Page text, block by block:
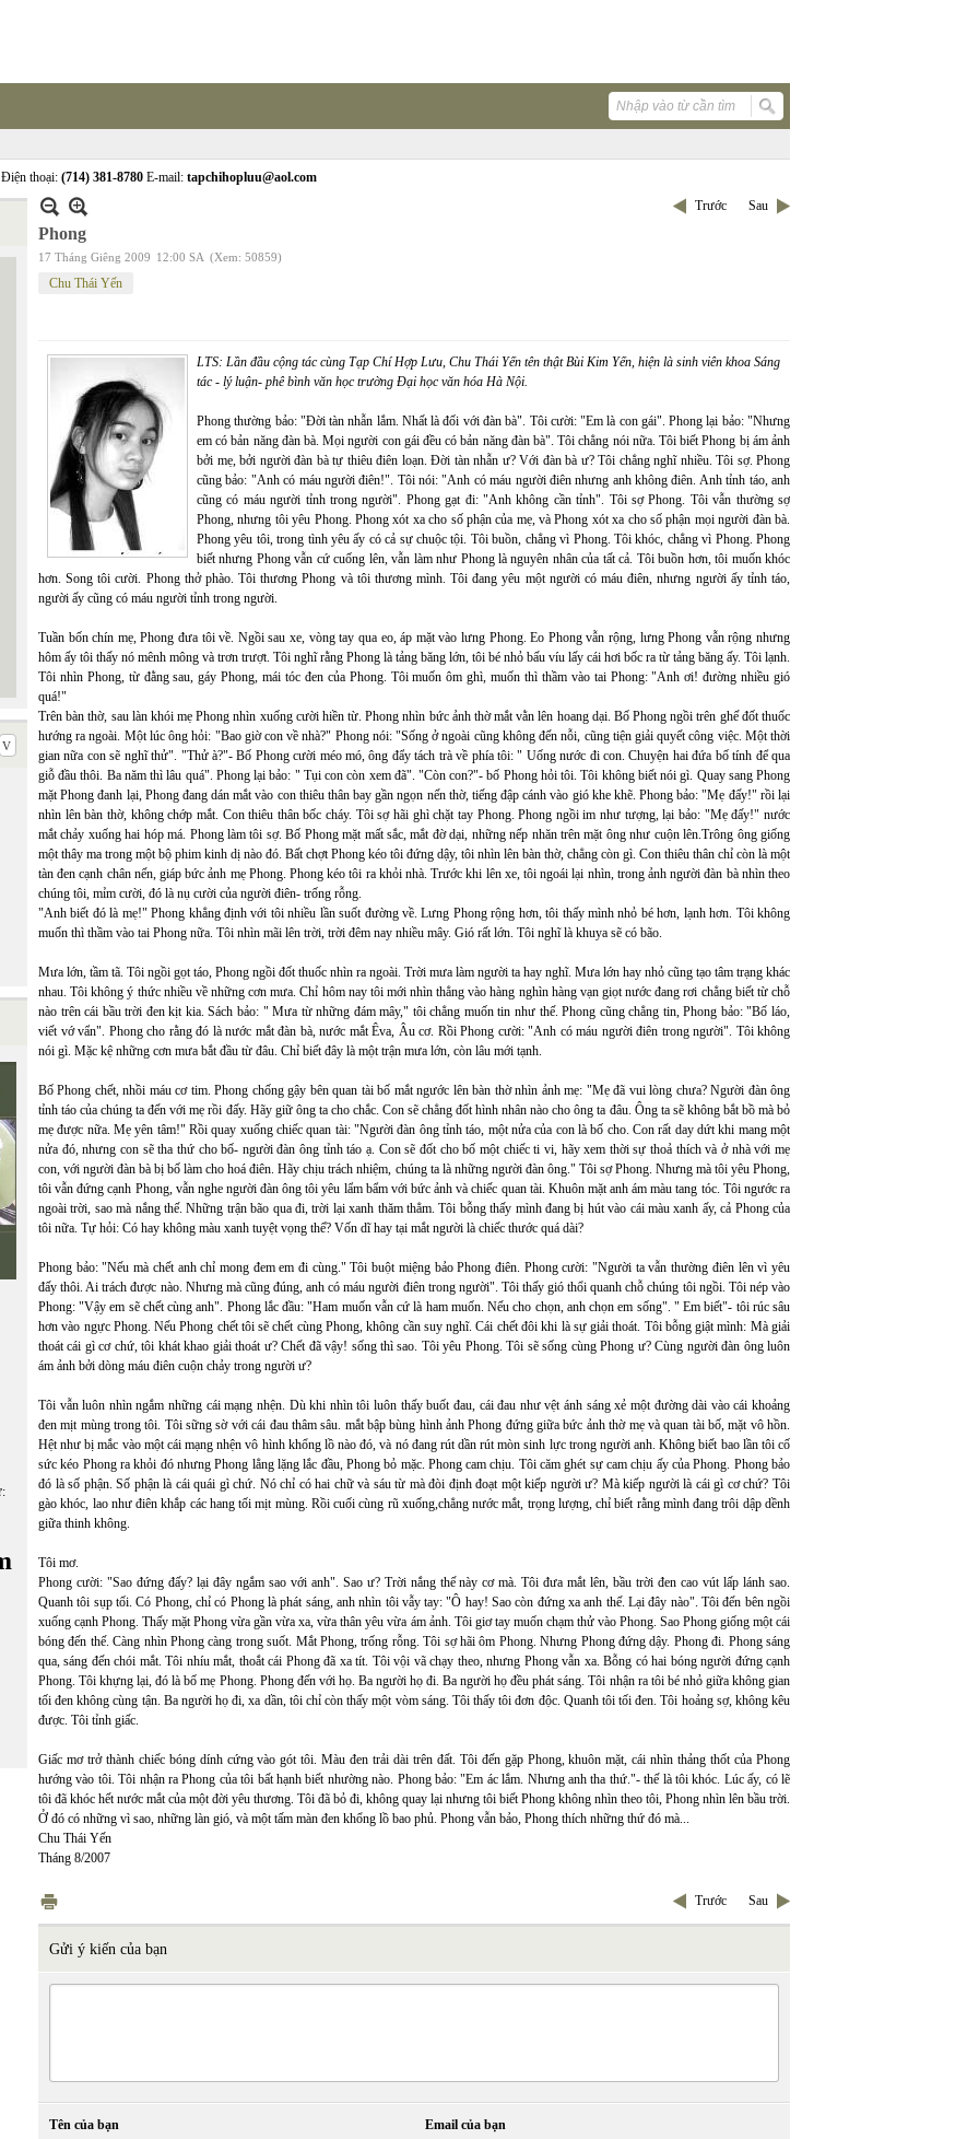
thoại: (714) 381-8780 E-mail: tapchihopluu@aol.com
Trước Sau
Phong
17 Tháng Giêng 2009 12:00 SA (Xem: 50859)
Chu Thái Yến
LTS: Lần đầu cộng tác cùng Tạp Chí Hợp Lưu, Chu Thái Yến tên thật Bùi Kim Yến, hiện là sinh viên khoa Sáng
tác - lý luận- phê bình văn học trường Đại học văn hóa Hà Nội.
Phong thường bảo: "Đời tàn nhẫn lắm. Nhất là đối với đàn bà". Tôi cười: "Em là con gái". Phong lại bảo: "Nhưng
em có bản năng đàn bà. Mọi người con gái đều có bản năng đàn bà". Tôi chẳng nói nữa. Tôi biết Phong bị ám ảnh
bởi mẹ, bởi người đàn bà tự thiêu điên loạn. Đời tàn nhẫn ư? Với đàn bà ư? Tôi chẳng nghĩ nhiều. Tôi sợ. Phong
cũng bảo: "Anh có máu người điên!". Tôi nói: "Anh có máu người điên nhưng anh không điên. Anh tỉnh táo, anh
cũng có máu người tỉnh trong người". Phong gạt đi: "Anh không cần tỉnh". Tôi sợ Phong. Tôi vẫn thường sợ
Phong, nhưng tôi yêu Phong. Phong xót xa cho số phận của mẹ, và Phong xót xa cho số phận mọi người đàn bà.
Phong yêu tôi, trong tình yêu ấy có cả sự chuộc tội. Tôi buồn, chẳng vì Phong. Tôi khóc, chẳng vì Phong. Phong
biết nhưng Phong vẫn cứ cuống lên, vẫn làm như Phong là nguyên nhân của tất cả. Tôi buồn hơn, tôi muốn khóc
hơn. Song tôi cười. Phong thở phào. Tôi thương Phong và tôi thương mình. Tôi đang yêu một người có máu điên, nhưng người ấy tỉnh táo,
người ấy cũng có máu người tỉnh trong người.
Tuần bốn chín mẹ, Phong đưa tôi về. Ngồi sau xe, vòng tay qua eo, áp mặt vào lưng Phong. Eo Phong vẫn rộng, lưng Phong vẫn rộng nhưng
hôm ấy tôi thấy nó mênh mông và trơn trượt. Tôi nghĩ rằng Phong là tảng băng lớn, tôi bé nhỏ bấu víu lấy cái hơi bốc ra từ tảng băng ấy. Tôi lạnh.
Tôi nhìn Phong, từ đằng sau, gáy Phong, mái tóc đen của Phong. Tôi muốn ôm ghì, muốn thì thầm vào tai Phong: "Anh ơi! đường nhiều gió
quá!"
Trên bàn thờ, sau làn khói mẹ Phong nhìn xuống cười hiền từ. Phong nhìn bức ảnh thờ mắt vằn lên hoang dại. Bố Phong ngồi trên ghế đốt thuốc
hướng ra ngoài. Một lúc ông hỏi: "Bao giờ con về nhà?" Phong nói: "Sống ở ngoài cũng không đến nỗi, cũng tiện giải quyết công việc. Một thời
gian nữa con sẽ nghĩ thử". "Thử à?"- Bố Phong cười méo mó, ông đẩy tách trà về phía tôi: " Uống nước đi con. Chuyện hai đứa bố tính để qua
giỗ đầu thôi. Ba năm thì lâu quá". Phong lại bảo: " Tụi con còn xem đã". "Còn con?"- bố Phong hỏi tôi. Tôi không biết nói gì. Quay sang Phong
mặt Phong đanh lại, Phong đang dán mắt vào con thiêu thân bay gần ngọn nến thờ, tiếng đập cánh vào gió khe khẽ. Phong bảo: "Mẹ đấy!" rồi lại
nhìn lên bàn thờ, không chớp mắt. Con thiêu thân bốc cháy. Tôi sợ hãi ghì chặt tay Phong. Phong ngồi im như tượng, lại bảo: "Mẹ đấy!" nước
mắt chảy xuống hai hóp má. Phong làm tôi sợ. Bố Phong mặt mất sắc, mắt đờ dại, những nếp nhăn trên mặt ông như cuộn lên.Trông ông giống
một thây ma trong một bộ phim kinh dị nào đó. Bất chợt Phong kéo tôi đứng dậy, tôi nhìn lên bàn thờ, chẳng còn gì. Con thiêu thân chỉ còn là một
tàn đen cạnh chân nến, giáp bức ảnh mẹ Phong. Phong kéo tôi ra khỏi nhà. Trước khi lên xe, tôi ngoái lại nhìn, trong ảnh người đàn bà nhìn theo
chúng tôi, mỉm cười, đó là nụ cười của người điên- trống rỗng.
"Anh biết đó là mẹ!" Phong khẳng định với tôi nhiều lần suốt đường về. Lưng Phong rộng hơn, tôi thấy mình nhỏ bé hơn, lạnh hơn. Tôi không
muốn thì thầm vào tai Phong nữa. Tôi nhìn mãi lên trời, trời đêm nay nhiều mây. Gió rất lớn. Tôi nghĩ là khuya sẽ có bão.
Mưa lớn, tầm tã. Tôi ngồi gọt táo, Phong ngồi đốt thuốc nhìn ra ngoài. Trời mưa làm người ta hay nghĩ. Mưa lớn hay nhỏ cũng tạo tâm trạng khác
nhau. Tôi không ý thức nhiều về những cơn mưa. Chỉ hôm nay tôi mới nhìn thẳng vào hàng nghìn hàng vạn giọt nước đang rơi chẳng biết từ chỗ
nào trên cái bầu trời đen kịt kia. Sách bảo: " Mưa từ những đám mây," tôi chẳng muốn tin như thế. Phong cũng chẳng tin, Phong bảo: "Bố láo,
viết vớ vẩn". Phong cho rằng đó là nước mắt đàn bà, nước mắt Êva, Âu cơ. Rồi Phong cười: "Anh có máu người điên trong người". Tôi không
nói gì. Mặc kệ những cơn mưa bắt đầu từ đâu. Chỉ biết đây là một trận mưa lớn, còn lâu mới tạnh.
Bố Phong chết, nhồi máu cơ tim. Phong chống gậy bên quan tài bố mắt ngước lên bàn thờ nhìn ảnh mẹ: "Mẹ đã vui lòng chưa? Người đàn ông
tỉnh táo của chúng ta đến với mẹ rồi đấy. Hãy giữ ông ta cho chắc. Con sẽ chẳng đốt hình nhân nào cho ông ta đâu. Ông ta sẽ không bắt bồ mà bỏ
mẹ được nữa. Mẹ yên tâm!" Rồi quay xuống chiếc quan tài: "Người đàn ông tỉnh táo, một nửa của con là bố cho. Con rất day dứt khi mang một
nửa đó, nhưng con sẽ tha thứ cho bố- người đàn ông tỉnh táo ạ. Con sẽ đốt cho bố một chiếc ti vi, hãy xem thời sự thoả thích và ở nhà với mẹ
con, với người đàn bà bị bố làm cho hoá điên. Hãy chịu trách nhiệm, chúng ta là những người đàn ông." Tôi sợ Phong. Nhưng mà tôi yêu Phong,
tôi vẫn đứng cạnh Phong, vẫn nghe người đàn ông tôi yêu lẩm bẩm với bức ảnh và chiếc quan tài. Khuôn mặt anh ám màu tang tóc. Tôi ngước ra
ngoài trời, sao mà nắng thế. Những trận bão qua đi, trời lại xanh thăm thẳm. Tôi bỗng thấy mình đang bị hút vào cái màu xanh ấy, cả Phong của
tôi nữa. Tự hỏi: Có hay không màu xanh tuyệt vọng thế? Vốn dĩ hay tại mắt người là chiếc thước quá dài?
Phong bảo: "Nếu mà chết anh chỉ mong đem em đi cùng." Tôi buột miệng bảo Phong điên. Phong cười: "Người ta vẫn thường điên lên vì yêu
đấy thôi. Ai trách được nào. Nhưng mà cũng đúng, anh có máu người điên trong người". Tôi thấy gió thổi quanh chỗ chúng tôi ngồi. Tôi nép vào
Phong: "Vậy em sẽ chết cùng anh". Phong lắc đầu: "Ham muốn vẫn cứ là ham muốn. Nếu cho chọn, anh chọn em sống". " Em biết"- tôi rúc sâu
hơn vào ngực Phong. Nếu Phong chết tôi sẽ chết cùng Phong, không cần suy nghĩ. Cái chết đôi khi là sự giải thoát. Tôi bỗng giật mình: Mà giải
thoát cái gì cơ chứ, tôi khát khao giải thoát ư? Chết đã vậy! sống thì sao. Tôi yêu Phong. Tôi sẽ sống cùng Phong ư? Cùng người đàn ông luôn
ám ảnh bởi dòng máu điên cuộn chảy trong người ư?
Tôi vẫn luôn nhìn ngắm những cái mạng nhện. Dù khi nhìn tôi luôn thấy buốt đau, cái đau như vệt ánh sáng xẻ một đường dài vào cái khoảng
đen mịt mùng trong tôi. Tôi sững sờ với cái đau thâm sâu. mắt bập bùng hình ảnh Phong đứng giữa bức ảnh thờ mẹ và quan tài bố, mặt vô hồn.
Hệt như bị mắc vào một cái mạng nhện vô hình khổng lồ nào đó, và nó đang rút dần rút mòn sinh lực trong người anh. Không biết bao lần tôi cố
sức kéo Phong ra khỏi đó nhưng Phong lẳng lặng lắc đầu, Phong bỏ mặc. Phong cam chịu. Tôi căm ghét sự cam chịu ấy của Phong. Phong bảo
đó là số phận. Số phận là cái quái gì chứ. Nó chỉ có hai chữ và sáu từ mà đòi định đoạt một kiếp người ư? Mà kiếp người là cái gì cơ chứ? Tôi
gào khóc, lao như điên khắp các hang tối mịt mùng. Rồi cuối cùng rũ xuống,chẳng nước mắt, trọng lượng, chỉ biết rằng mình đang trôi dập dềnh
giữa thinh không.
Tôi mơ.
Phong cười: "Sao đứng đấy? lại đây ngắm sao với anh". Sao ư? Trời nắng thế này cơ mà. Tôi đưa mắt lên, bầu trời đen cao vút lấp lánh sao.
Quanh tôi sụp tối. Có Phong, chỉ có Phong là phát sáng, anh nhìn tôi vẫy tay: "Ô hay! Sao còn đứng xa anh thế. Lại đây nào". Tôi đến bên ngồi
xuống cạnh Phong. Thấy mặt Phong vừa gần vừa xa, vừa thân yêu vừa ám ảnh. Tôi giơ tay muốn chạm thử vào Phong. Sao Phong giống một cái
bóng đến thế. Càng nhìn Phong càng trong suốt. Mắt Phong, trống rỗng. Tôi sợ hãi ôm Phong. Nhưng Phong đứng dậy. Phong đi. Phong sáng
qua, sáng đến chói mắt. Tôi nhíu mắt, thoắt cái Phong đã xa tít. Tôi vội vã chạy theo, nhưng Phong vẫn xa. Bỗng có hai bóng người đứng cạnh
Phong. Tôi khựng lại, đó là bố mẹ Phong. Phong đến với họ. Ba người họ đi. Ba người họ đều phát sáng. Tôi nhận ra tôi bé nhỏ giữa không gian
tối đen không cùng tận. Ba người họ đi, xa dần, tôi chỉ còn thấy một vòm sáng. Tôi thấy tôi đơn độc. Quanh tôi tối đen. Tôi hoảng sợ, không kêu
được. Tôi tỉnh giấc.
Giấc mơ trở thành chiếc bóng dính cứng vào gót tôi. Màu đen trải dài trên đất. Tôi đến gặp Phong, khuôn mặt, cái nhìn thảng thốt của Phong
hướng vào tôi. Tôi nhận ra Phong của tôi bất hạnh biết nhường nào. Phong bảo: "Em ác lắm. Nhưng anh tha thứ."- thế là tôi khóc. Lúc ấy, có lẽ
tôi đã khóc hết nước mắt của một đời yêu thương. Tôi đã bỏ đi, không quay lại nhưng tôi biết Phong không nhìn theo tôi, Phong nhìn lên bầu trời.
Ở đó có những vì sao, những làn gió, và một tấm màn đen khổng lồ bao phủ. Phong vẫn bảo, Phong thích những thứ đó mà...
Chu Thái Yến
Tháng 8/2007
Trước Sau
Gửi ý kiến của bạn
Tên của bạn Email của bạn